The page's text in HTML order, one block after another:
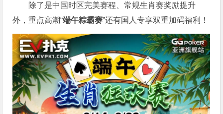
除了是中国时区完美赛程、常规生肖赛奖励提升
外，重点高潮“端午粽霸赛”还有国人专享双重加码福利！